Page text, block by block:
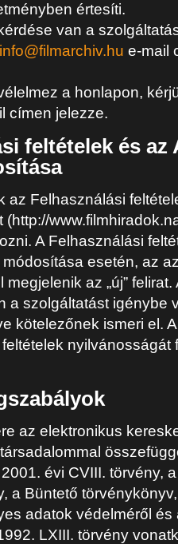
értesíti.
van a
info@filmarchiv.hu e-mail
a honlapon,
címen jelezze.
feltételek és az
az Felhasználási
(http://
A Felhasználási
esetén, az
az „új”
a szolgáltatást igénybe
kötelezőnek ismeri el.
nyilvánosságát
az elektronikus
évi CVIII. törvény,
a Büntető
adatok védelméről
LXIII. törvény